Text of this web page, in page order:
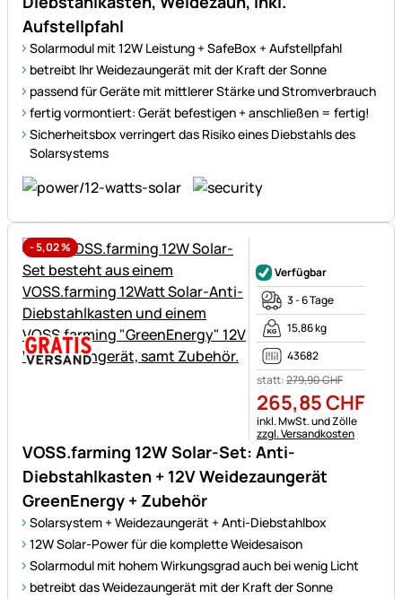
Aufstellpfahl
Solarmodul mit 12W Leistung + SafeBox + Aufstellpfahl
betreibt Ihr Weidezaungerät mit der Kraft der Sonne
passend für Geräte mit mittlerer Stärke und Stromverbrauch
fertig vormontiert: Gerät befestigen + anschließen = fertig!
Sicherheitsbox verringert das Risiko eines Diebstahls des
Solarsystems
-5,02%
VOSS.farming 12W Solar-Set: Anti-
Diebstahlkasten + 12V Weidezaungerät
GreenEnergy + Zubehör
Solarsystem + Weidezaungerät + Anti-Diebstahlbox
12W Solar-Power für die komplette Weidesaison
Solarmodul mit hohem Wirkungsgrad auch bei wenig Licht
betreibt das Weidezaungerät mit der Kraft der Sonne
Verfügbar
3 - 6 Tage
15,86 kg
43682
statt:279,90CHF
265,85CHF
Steuerhinweis:
inkl. MwSt. und Zölle
zzgl. Versandkosten